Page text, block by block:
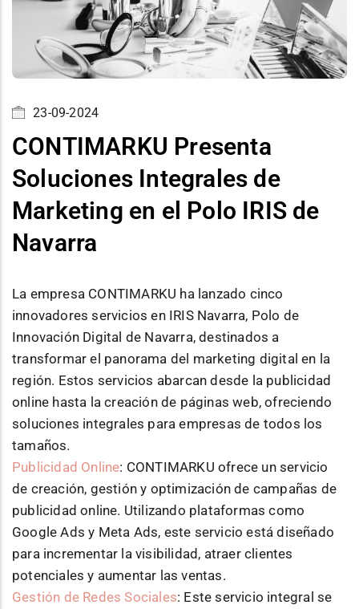
23-09-2024
CONTIMARKU Presenta
Soluciones Integrales de
Marketing en el Polo IRIS de
Navarra
La empresa CONTIMARKU ha lanzado cinco
innovadores servicios en IRIS Navarra, Polo de
Innovación Digital de Navarra, destinados a
transformar el panorama del marketing digital en la
región. Estos servicios abarcan desde la publicidad
online hasta la creación de páginas web, ofreciendo
soluciones integrales para empresas de todos los
tamaños.
Publicidad Online: CONTIMARKU ofrece un servicio
de creación, gestión y optimización de campañas de
publicidad online. Utilizando plataformas como
Google Ads y Meta Ads, este servicio está diseñado
para incrementar la visibilidad, atraer clientes
potenciales y aumentar las ventas.
Gestión de Redes Sociales: Este servicio integral se